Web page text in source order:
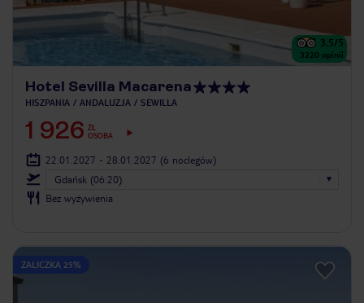
3.5/5
3220 opinii
Hotel Sevilla Macarena
HISZPANIA ANDALUZJA SEWILLA
1 926 ZŁ
OSOBA
22.01.2027 - 28.01.2027 (6 noclegów)
Gdańsk (06:20)
Bez wyżywienia
ZALICZKA 25%